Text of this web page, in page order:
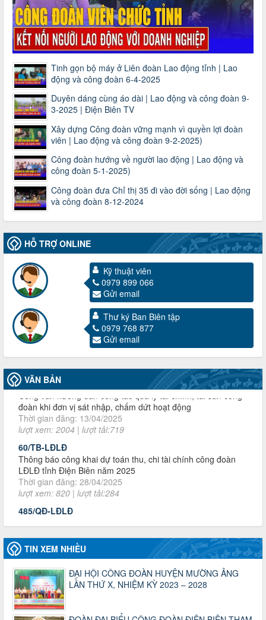
Tinh gọn bộ máy ở Liên đoàn Lao động tỉnh | Lao
động và công đoàn 6-4-2025
Duyên dáng cùng áo dài | Lao động và công đoàn 9-
3-2025 | Điện Biên TV
Xây dựng Công đoàn vững mạnh vì quyền lợi đoàn
viên | Lao động và công đoàn 9-2-2025)
Công đoàn hướng về người lao động | Lao động và
công đoàn 5-1-2025)
Công đoàn đưa Chỉ thị 35 đi vào đời sống | Lao động
và công đoàn 8-12-2024
HỖ TRỢ ONLINE
Kỹ thuật viên
0979 899 066
Gửi email
Thư ký Ban Biên tập
0979 768 877
Gửi email
VĂN BẢN
3716/TLD-TC
Công văn hướng dẫn công tác quả lý tài chính, tài sản công
Thời gian đăng: 13/04/2025
lượt xem: 2004 | lượt tải:719
60/TB-LĐLĐ
Thông báo công khai dự toán thu, chi tài chính công đoàn
LĐLĐ tỉnh Điện Biên năm 2025
Thời gian đăng: 28/04/2025
lượt xem: 820 | lượt tải:284
485/QĐ-LĐLĐ
Quyết định về việc công bố công khai quyết toán ngân sách
lượt xem: 917 | lượt tải:254
2930/TLĐ-TC
Công văn số 2930/TLĐ-TC, ngày 31/12/2024 của Tổng
LĐLĐ Việt Nam về việc quy định tỷ lệ phân phối tự động
KPCĐ 2% qua tài khoản Công đoàn Việt Nam về các cấp
Công đoàn năm 2025
TIN XEM NHIỀU
ĐẠI HỘI CÔNG ĐOÀN HUYỆN MƯỜNG ẢNG
LẦN THỨ X, NHIỆM KỲ 2023 – 2028